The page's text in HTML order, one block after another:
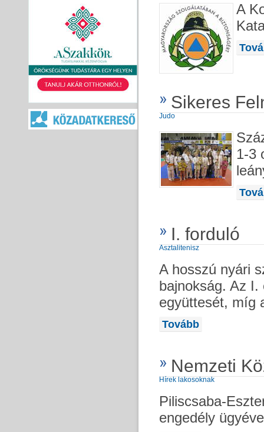
A
Sikeres
Judo
1-3
I. forduló
Asztalitenisz
A hosszú nyári
bajnokság. Az I.
együttesét, míg
Tovább
Nemzeti
Hírek lakosoknak
Piliscsaba-
engedély